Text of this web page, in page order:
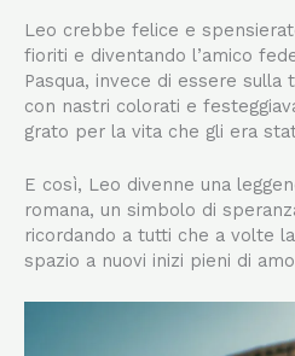
Leo crebbe felice e
fioriti e diventando l’amico
Pasqua, invece di essere sulla
con nastri colorati e
grato per la vita che gli era
E così, Leo divenne una
romana, un simbolo di
ricordando a tutti che a volte
spazio a nuovi inizi pieni di